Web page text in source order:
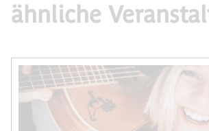
ähnliche